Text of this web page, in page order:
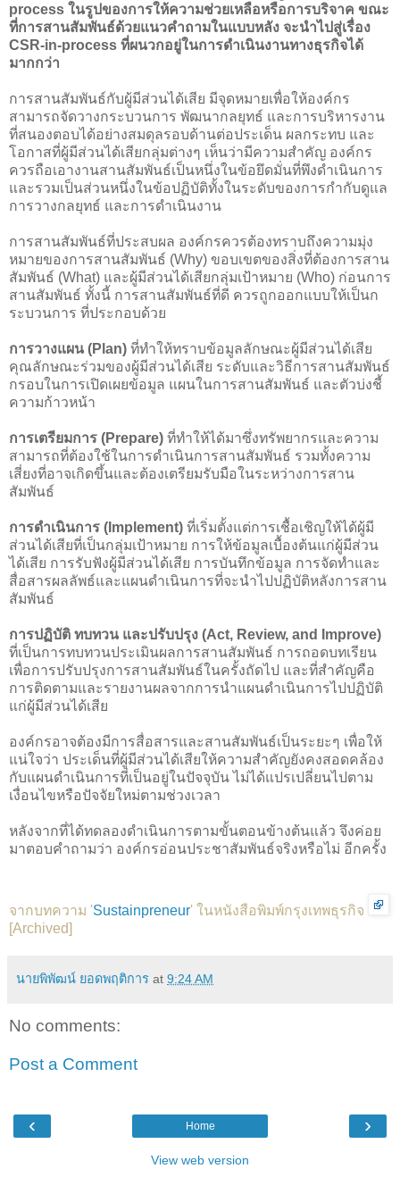
process ในรูปของการให้ความช่วยเหลือหรือการบริจาค ขณะ
ที่การสานสัมพันธ์ด้วยแนวคำถามในแบบหลัง จะนำไปสู่เรื่อง
CSR-in-process ที่ผนวกอยู่ในการดำเนินงานทางธุรกิจได้
มากกว่า
การสานสัมพันธ์กับผู้มีส่วนได้เสีย มีจุดหมายเพื่อให้องค์กร
สามารถจัดวางกระบวนการ พัฒนากลยุทธ์ และการบริหารงาน
ที่สนองตอบได้อย่างสมดุลรอบด้านต่อประเด็น ผลกระทบ และ
โอกาสที่ผู้มีส่วนได้เสียกลุ่มต่างๆ เห็นว่ามีความสำคัญ องค์กร
ควรถือเอางานสานสัมพันธ์เป็นหนึ่งในข้อยึดมั่นที่พึงดำเนินการ
และรวมเป็นส่วนหนึ่งในข้อปฏิบัติทั้งในระดับของการกำกับดูแล
การวางกลยุทธ์ และการดำเนินงาน
การสานสัมพันธ์ที่ประสบผล องค์กรควรต้องทราบถึงความมุ่ง
หมายของการสานสัมพันธ์ (Why) ขอบเขตของสิ่งที่ต้องการสาน
สัมพันธ์ (What) และผู้มีส่วนได้เสียกลุ่มเป้าหมาย (Who) ก่อนการ
สานสัมพันธ์ ทั้งนี้ การสานสัมพันธ์ที่ดี ควรถูกออกแบบให้เป็นก
ระบวนการ ที่ประกอบด้วย
การวางแผน (Plan) ที่ทำให้ทราบข้อมูลลักษณะผู้มีส่วนได้เสีย
คุณลักษณะร่วมของผู้มีส่วนได้เสีย ระดับและวิธีการสานสัมพันธ์
กรอบในการเปิดเผยข้อมูล แผนในการสานสัมพันธ์ และตัวบ่งชี้
ความก้าวหน้า
การเตรียมการ (Prepare) ที่ทำให้ได้มาซึ่งทรัพยากรและความ
สามารถที่ต้องใช้ในการดำเนินการสานสัมพันธ์ รวมทั้งความ
เสี่ยงที่อาจเกิดขึ้นและต้องเตรียมรับมือในระหว่างการสาน
สัมพันธ์
การดำเนินการ (Implement) ที่เริ่มตั้งแต่การเชื้อเชิญให้ได้ผู้มี
ส่วนได้เสียที่เป็นกลุ่มเป้าหมาย การให้ข้อมูลเบื้องต้นแก่ผู้มีส่วน
ได้เสีย การรับฟังผู้มีส่วนได้เสีย การบันทึกข้อมูล การจัดทำและ
สื่อสารผลลัพธ์และแผนดำเนินการที่จะนำไปปฏิบัติหลังการสาน
สัมพันธ์
การปฏิบัติ ทบทวน และปรับปรุง (Act, Review, and Improve)
ที่เป็นการทบทวนประเมินผลการสานสัมพันธ์ การถอดบทเรียน
เพื่อการปรับปรุงการสานสัมพันธ์ในครั้งถัดไป และที่สำคัญคือ
การติดตามและรายงานผลจากการนำแผนดำเนินการไปปฏิบัติ
แก่ผู้มีส่วนได้เสีย
องค์กรอาจต้องมีการสื่อสารและสานสัมพันธ์เป็นระยะๆ เพื่อให้
แน่ใจว่า ประเด็นที่ผู้มีส่วนได้เสียให้ความสำคัญยังคงสอดคล้อง
กับแผนดำเนินการที่เป็นอยู่ในปัจจุบัน ไม่ได้แปรเปลี่ยนไปตาม
เงื่อนไขหรือปัจจัยใหม่ตามช่วงเวลา
หลังจากที่ได้ทดลองดำเนินการตามขั้นตอนข้างต้นแล้ว จึงค่อย
มาตอบคำถามว่า องค์กรอ่อนประชาสัมพันธ์จริงหรือไม่ อีกครั้ง
จากบทความ 'Sustainpreneur' ในหนังสือพิมพ์กรุงเทพธุรกิจ
[Archived]
นายพิพัฒน์ ยอดพฤติการ at 9:24 AM
No comments:
Post a Comment
‹ ›
Home
View web version